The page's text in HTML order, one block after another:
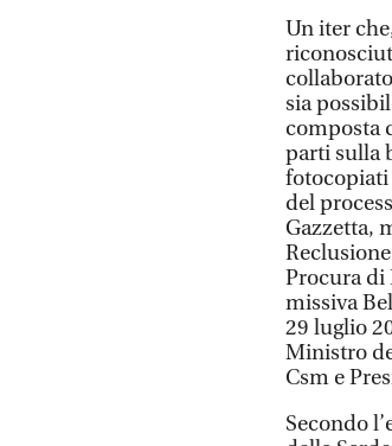
Un iter
sia
composta
parti sulla
del
Gazzetta,
Procura di
missiva
29 luglio
Ministro
Csm e
Secondo